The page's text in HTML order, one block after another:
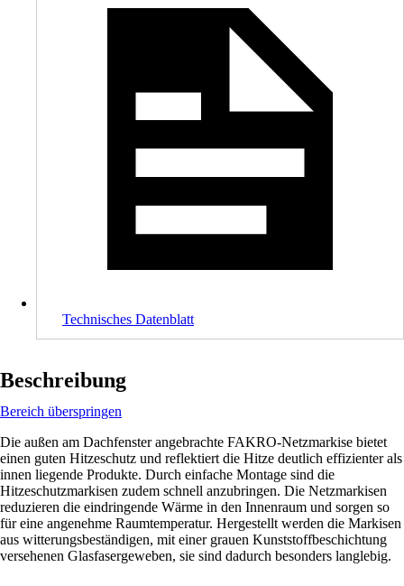
Technisches Datenblatt
Beschreibung
Bereich überspringen
Die außen am Dachfenster angebrachte FAKRO-Netzmarkise bietet
einen guten Hitzeschutz und reflektiert die Hitze deutlich effizienter als
innen liegende Produkte. Durch einfache Montage sind die
Hitzeschutzmarkisen zudem schnell anzubringen. Die Netzmarkisen
reduzieren die eindringende Wärme in den Innenraum und sorgen so
für eine angenehme Raumtemperatur. Hergestellt werden die Markisen
aus witterungsbeständigen, mit einer grauen Kunststoffbeschichtung
versehenen Glasfasergeweben, sie sind dadurch besonders langlebig.